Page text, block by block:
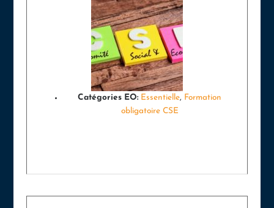
Catégories EO: Essentielle, Formation
obligatoire CSE